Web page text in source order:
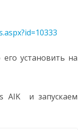
установить на
AIK и запускаем